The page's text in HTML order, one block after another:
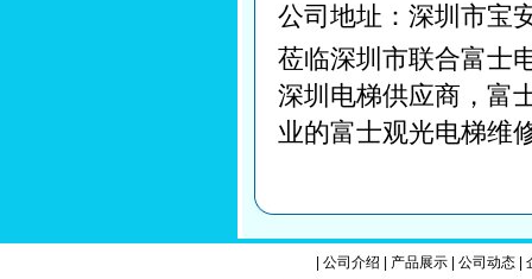
公司地址：深圳市宝
莅临深圳市联合富士
深圳电梯供应商，富
业的富士观光电梯维
公司介绍 产品展示| 公司动态|